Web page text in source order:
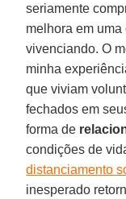
seriamente
melhora em
vivenciando. O
minha
que viviam
fechados em
forma de
condições de
distanciamento
inesperado